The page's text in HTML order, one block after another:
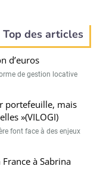
Top des articles
d’euros
de gestion locative
portefeuille, mais
»(VILOGI)
font face à des enjeux
à Sabrina